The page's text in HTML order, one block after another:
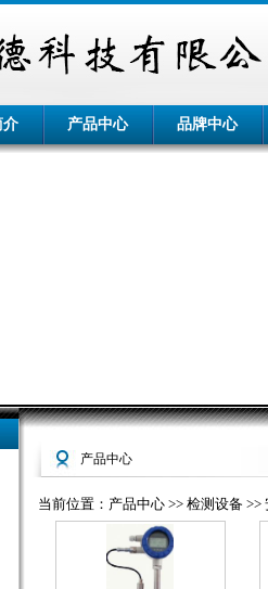
介 产品中心 品牌中心
产品中心
当前位置：产品中心 >> 检测设备 >>